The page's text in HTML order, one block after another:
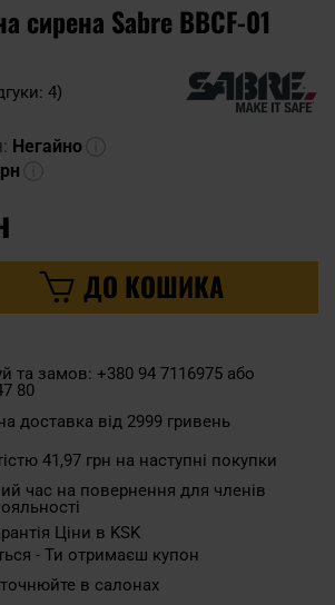
сирена Sabre BBCF-01
4)
Негайно
ДО КОШИКА
та замов: +380 94 7116975 або
80
доставка від 2999 гривень
41,97 грн на наступні покупки
час на повернення для членів
Ціни в KSK
- Ти отримаєш купон
в салонах